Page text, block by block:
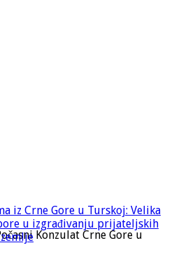
iz Crne Gore u Turskoj: Velika
u izgrađivanju prijateljskih
Konzulat Crne Gore u